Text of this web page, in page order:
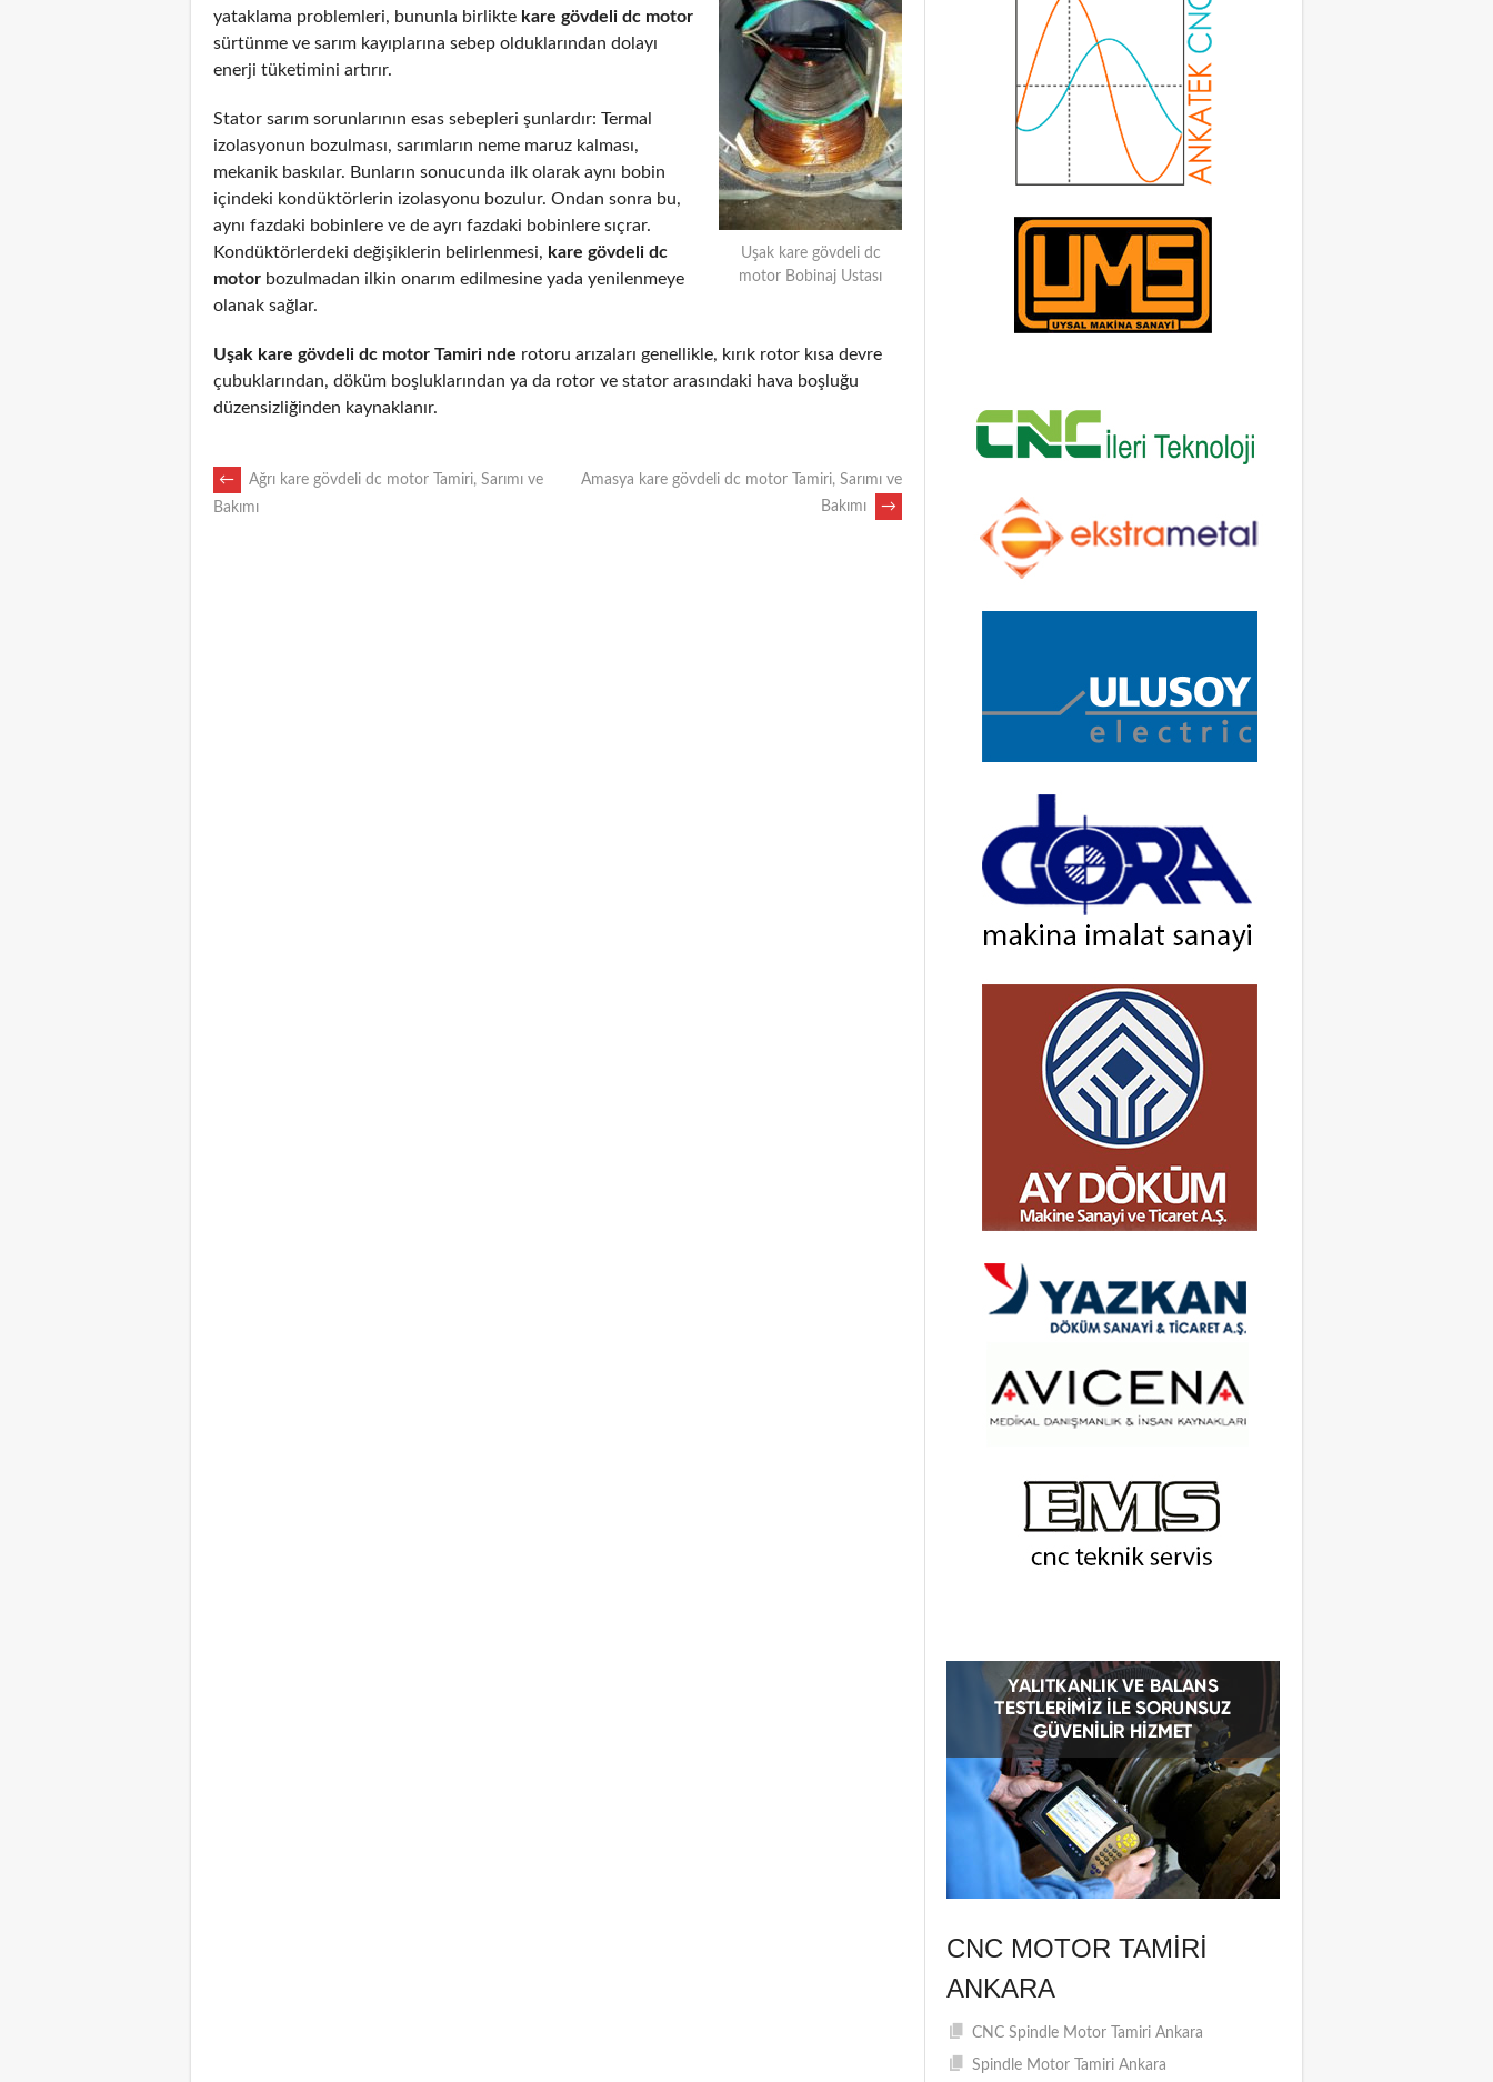
Uşak kare gövdeli dc
motor Bobinaj Ustası
yataklama problemleri, bununla birlikte kare gövdeli dc motor
sürtünme ve sarım kayıplarına sebep olduklarından dolayı
enerji tüketimini artırır.
Stator sarım sorunlarının esas sebepleri şunlardır: Termal
izolasyonun bozulması, sarımların neme maruz kalması,
mekanik baskılar. Bunların sonucunda ilk olarak aynı bobin
içindeki kondüktörlerin izolasyonu bozulur. Ondan sonra bu,
aynı fazdaki bobinlere ve de ayrı fazdaki bobinlere sıçrar.
Kondüktörlerdeki değişiklerin belirlenmesi, kare gövdeli dc
motor bozulmadan ilkin onarım edilmesine yada yenilenmeye
olanak sağlar.
Uşak kare gövdeli dc motor Tamiri nde rotoru arızaları genellikle, kırık rotor kısa devre
çubuklarından, döküm boşluklarından ya da rotor ve stator arasındaki hava boşluğu
düzensizliğinden kaynaklanır.
POST
←
Ağrı kare gövdeli dc motor Tamiri, Sarımı ve
Bakımı
Amasya kare gövdeli dc motor Tamiri, Sarımı ve
Bakımı
→
CNC MOTOR TAMIRI
ANKARA
CNC Spindle Motor Tamiri Ankara
Spindle Motor Tamiri Ankara